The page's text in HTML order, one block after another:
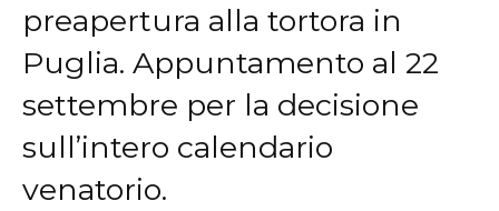
preapertura alla tortora in
Puglia. Appuntamento al 22
settembre per la decisione
sull’intero calendario
venatorio.